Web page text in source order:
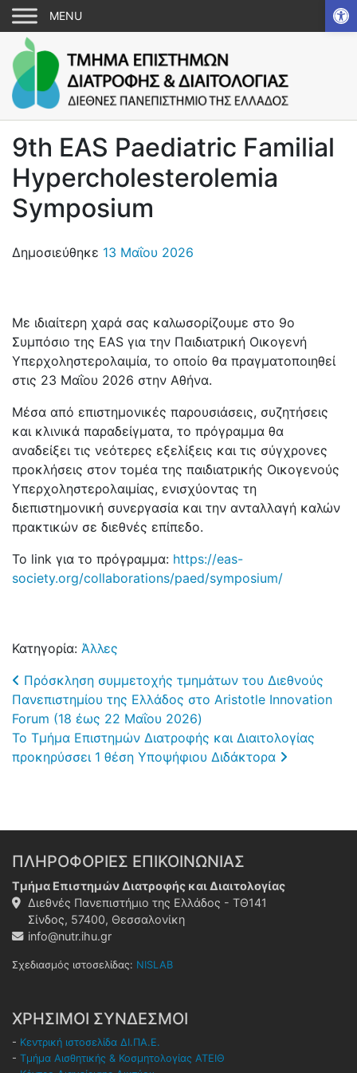
9th EAS Paediatric Familial
Hypercholesterolemia
Symposium
Δημοσιεύθηκε 13 Μαΐου 2026
Με ιδιαίτερη χαρά σας καλωσορίζουμε στο 9ο
Συμπόσιο της EAS για την Παιδιατρική Οικογενή
Υπερχοληστερολαιμία, το οποίο θα πραγματοποιηθεί
στις 23 Μαΐου 2026 στην Αθήνα.
Μέσα από επιστημονικές παρουσιάσεις, συζητήσεις
και κλινικά παραδείγματα, το πρόγραμμα θα
αναδείξει τις νεότερες εξελίξεις και τις σύγχρονες
προκλήσεις στον τομέα της παιδιατρικής Οικογενούς
Υπερχοληστερολαιμίας, ενισχύοντας τη
διεπιστημονική συνεργασία και την ανταλλαγή καλών
πρακτικών σε διεθνές επίπεδο.
To link για το πρόγραμμα: https://eas-
society.org/collaborations/paed/symposium/
Κατηγορία: Άλλες
Post navigation
Πρόσκληση συμμετοχής τμημάτων του Διεθνούς
Πανεπιστημίου της Ελλάδος στο Aristotle Innovation
Forum (18 έως 22 Μαΐου 2026)
Το Τμήμα Επιστημών Διατροφής και Διαιτολογίας
προκηρύσσει 1 θέση Υποψήφιου Διδάκτορα
ΠΛΗΡΟΦΟΡΙΕΣ ΕΠΙΚΟΙΝΩΝΙΑΣ
Τμήμα Επιστημών Διατροφής και Διαιτολογίας
Διεθνές Πανεπιστήμιο της Ελλάδος - ΤΘ141
Σίνδος, 57400, Θεσσαλονίκη
info@nutr.ihu.gr
Σχεδιασμός ιστοσελίδας: NISLAB
ΧΡΗΣΙΜΟΙ ΣΥΝΔΕΣΜΟΙ
- Κεντρική ιστοσελίδα ΔΙ.ΠΑ.Ε.
- Τμήμα Αισθητικής & Κοσμητολογίας ΑΤΕΙΘ